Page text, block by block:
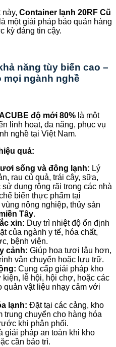
Container lạnh 20RF Cũ
một giải pháp bảo quản hàng
kỳ đáng tin cậy.
năng tùy biến cao –
mọi ngành nghề
độ mới 80% là một
linh hoạt, đa năng, phục vụ
nghề tại Việt Nam.
quả:
sống và đông lạnh: Lý
rau củ quả, trái cây, sữa,
dụng rộng rãi trong các nhà
biến thực phẩm tại
nông nghiệp, thủy sản
Tây.
xin: Duy trì nhiệt độ ổn định
của ngành y tế, hóa chất,
bệnh viện.
cảnh: Giúp hoa tươi lâu hơn,
vận chuyển hoặc lưu trữ.
Cung cấp giải pháp kho
lễ hội, hội chợ, hoặc các
quản vật liệu nhạy cảm với
lạnh: Đặt tại các cảng, kho
trung chuyển cho hàng hóa
khi phân phối.
giải pháp an toàn khi kho
cần bảo trì.